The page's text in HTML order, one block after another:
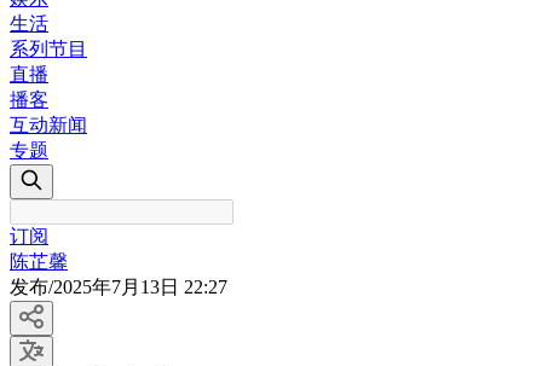
生活
系列节目
直播
播客
互动新闻
专题
订阅
陈芷馨
发布/2025年7月13日 22:27